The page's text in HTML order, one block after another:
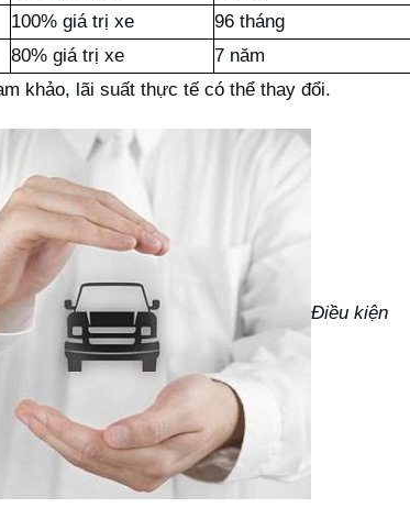
100% giá trị xe
96 tháng
80% giá trị xe
7 năm
khảo, lãi suất thực tế có thể thay đổi.
Điều kiện